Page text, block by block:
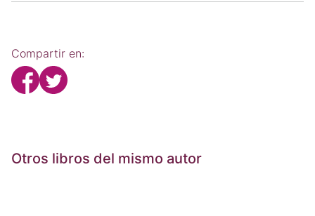
Compartir en:
Otros libros del mismo autor